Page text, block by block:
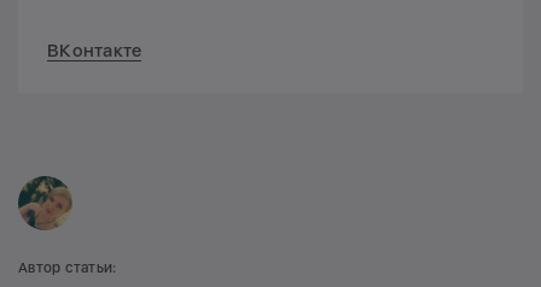
ВКонтакте
Автор статьи: